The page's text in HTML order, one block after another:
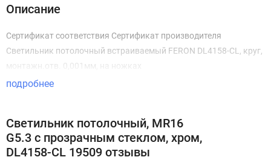
Описание
Сертификат соответствия Сертификат производителя
Светильник потолочный встраиваемый FERON DL4158-CL, круг,
монтажн.отв. 0,001мм, на ножках
подробнее
Светильник потолочный, MR16
G5.3 с прозрачным стеклом, хром,
DL4158-CL 19509 отзывы